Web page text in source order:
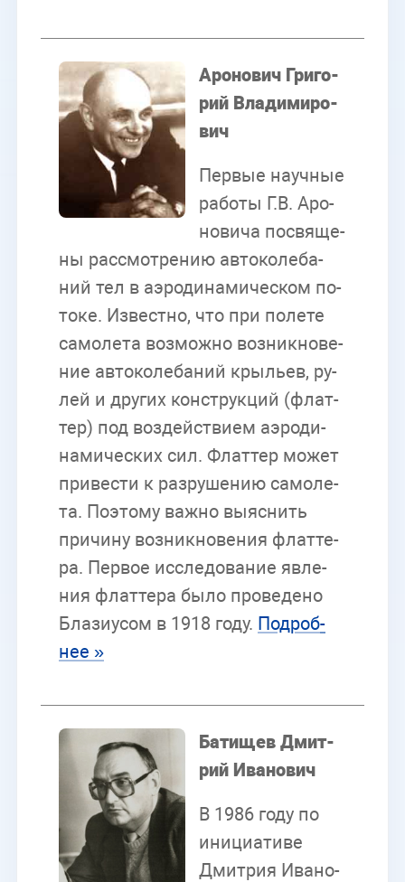
Аро­но­вич Гри­го­
рий Вла­ди­ми­ро­
вич
Пер­вые на­уч­ные
ра­бо­ты Г.В. Аро­
но­ви­ча по­свя­ще­
ны рас­смот­ре­нию ав­то­ко­ле­ба­
ний тел в аэро­ди­на­ми­че­ском по­
то­ке. Из­вест­но, что при по­ле­те
са­мо­ле­та воз­мож­но воз­ник­но­ве­
ние ав­то­ко­ле­ба­ний кры­льев, ру­
лей и дру­гих кон­струк­ций (флат­
тер) под воз­дей­стви­ем аэро­ди­
на­ми­че­ских сил. Флат­тер мо­жет
при­ве­сти к раз­ру­ше­нию са­мо­ле­
та. По­это­му важ­но вы­яс­нить
при­чи­ну воз­ник­но­ве­ния флат­те­
ра. Пер­вое ис­сле­до­ва­ние яв­ле­
ния флат­те­ра было про­ве­де­но
Бла­зи­усом в 1918 году. По­дроб­
нее »
Ба­ти­щев Дмит­
рий Ива­но­вич
В 1986 году по
ини­ци­а­ти­ве
Дмит­рия Ива­но­